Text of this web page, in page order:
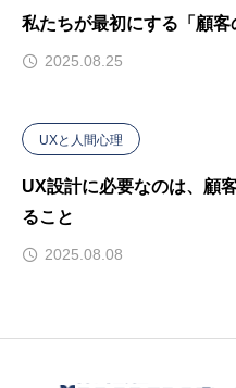
私たちが最初にする「顧客
2025.08.25
UXと人間心理
UX設計に必要なのは、顧
ること
2025.08.08